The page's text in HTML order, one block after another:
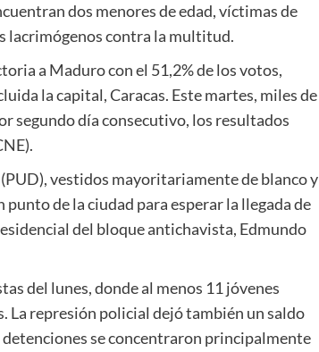
dos menores de edad, víctimas de
lacrimógenos contra la multitud.
a Maduro con el 51,2% de los votos,
la capital, Caracas. Este martes, miles de
segundo día consecutivo, los resultados
vestidos mayoritariamente de blanco y
de la ciudad para esperar la llegada de
del bloque antichavista, Edmundo
del lunes, donde al menos 11 jóvenes
La represión policial dejó también un saldo
se concentraron principalmente